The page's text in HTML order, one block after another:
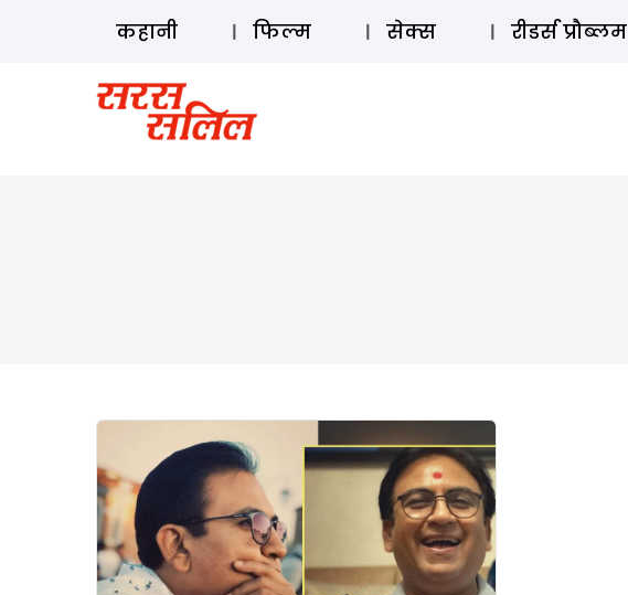
कहानी फिल्म सेक्स रीडर्स प्रौब्लम